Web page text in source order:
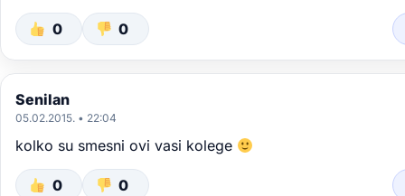
0 0
Senilan
05.02.2015. • 22:04
kolko su smesni ovi vasi kolege
0 0